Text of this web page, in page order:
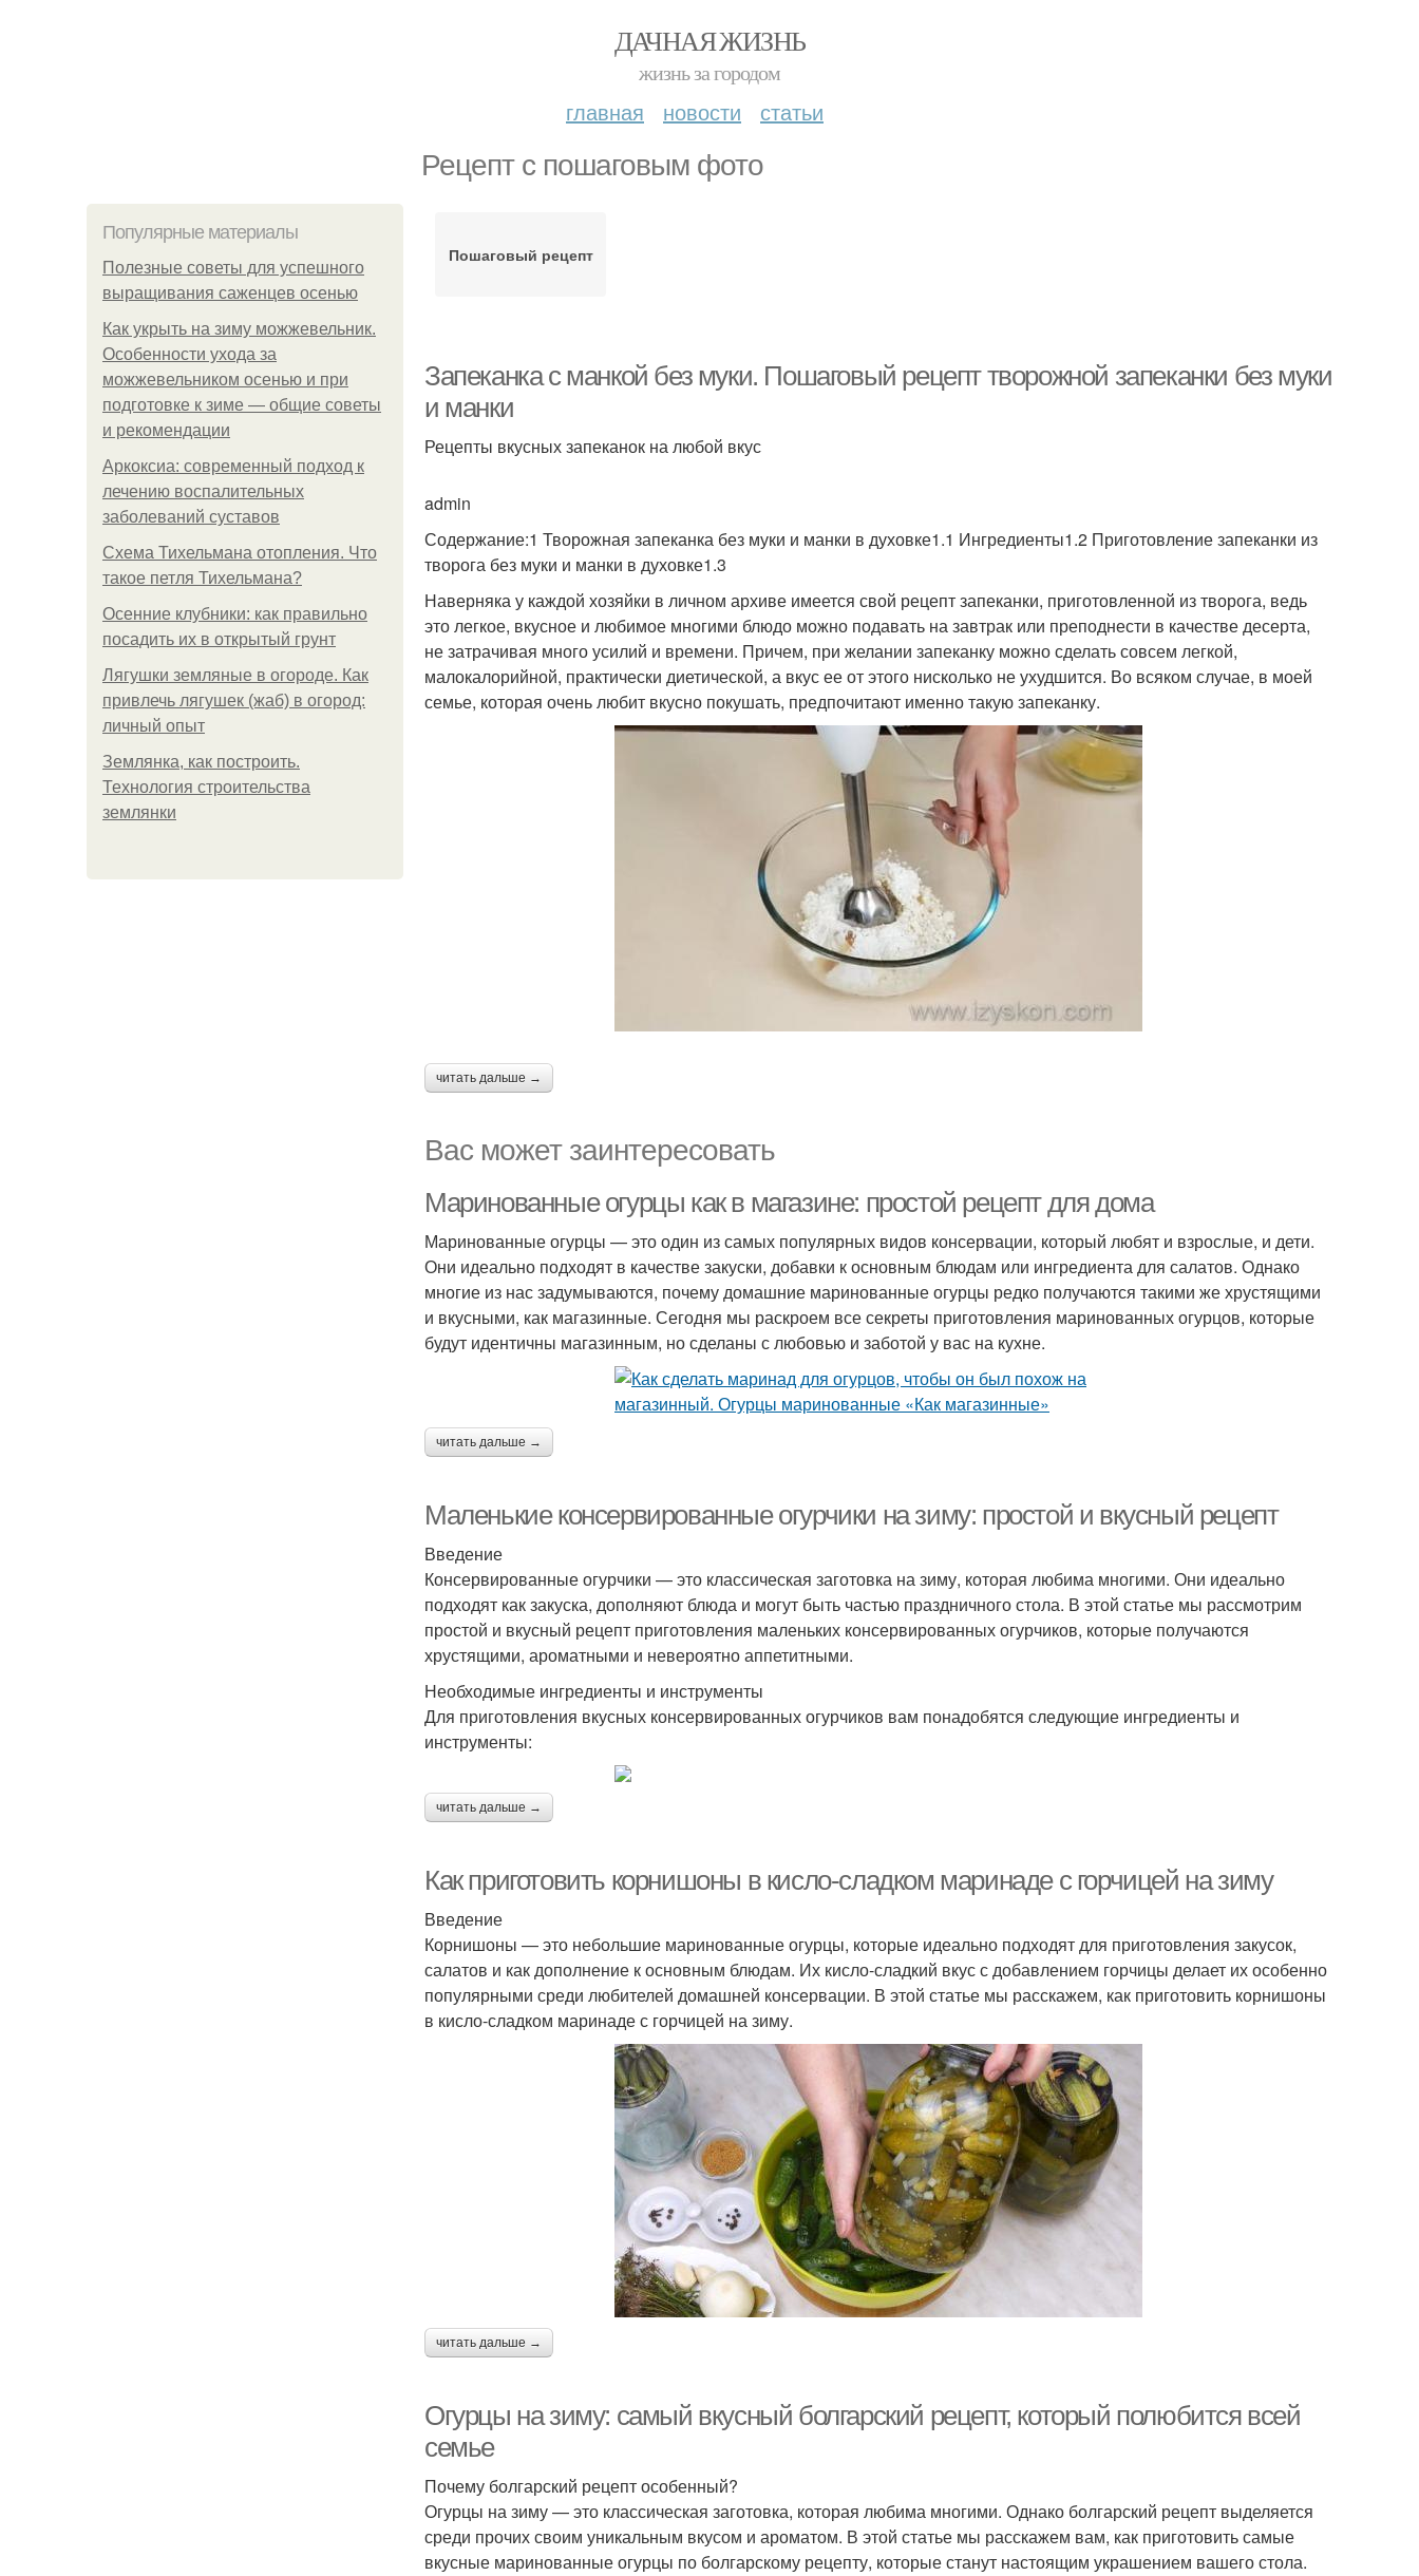
ДАЧНАЯ ЖИЗНЬ
жизнь за городом
главная новости статьи
Рецепт с пошаговым фото
Популярные материалы
Полезные советы для успешного
выращивания саженцев осенью
Как укрыть на зиму можжевельник.
Особенности ухода за
можжевельником осенью и при
подготовке к зиме — общие советы
и рекомендации
Аркоксиа: современный подход к
лечению воспалительных
заболеваний суставов
Схема Тихельмана отопления. Что
такое петля Тихельмана?
Осенние клубники: как правильно
посадить их в открытый грунт
Лягушки земляные в огороде. Как
привлечь лягушек (жаб) в огород:
личный опыт
Землянка, как построить.
Технология строительства
землянки
Пошаговый рецепт
Запеканка с манкой без муки. Пошаговый рецепт творожной запеканки без муки
и манки
Рецепты вкусных запеканок на любой вкус
admin
Содержание:1 Творожная запеканка без муки и манки в духовке1.1 Ингредиенты1.2 Приготовление запеканки из
творога без муки и манки в духовке1.3
Наверняка у каждой хозяйки в личном архиве имеется свой рецепт запеканки, приготовленной из творога, ведь
это легкое, вкусное и любимое многими блюдо можно подавать на завтрак или преподнести в качестве десерта,
не затрачивая много усилий и времени. Причем, при желании запеканку можно сделать совсем легкой,
малокалорийной, практически диетической, а вкус ее от этого нисколько не ухудшится. Во всяком случае, в моей
семье, которая очень любит вкусно покушать, предпочитают именно такую запеканку.
читать дальше →
Вас может заинтересовать
Маринованные огурцы как в магазине: простой рецепт для дома
Маринованные огурцы — это один из самых популярных видов консервации, который любят и взрослые, и дети.
Они идеально подходят в качестве закуски, добавки к основным блюдам или ингредиента для салатов. Однако
многие из нас задумываются, почему домашние маринованные огурцы редко получаются такими же хрустящими
и вкусными, как магазинные. Сегодня мы раскроем все секреты приготовления маринованных огурцов, которые
будут идентичны магазинным, но сделаны с любовью и заботой у вас на кухне.
читать дальше →
Маленькие консервированные огурчики на зиму: простой и вкусный рецепт
Введение
Консервированные огурчики — это классическая заготовка на зиму, которая любима многими. Они идеально
подходят как закуска, дополняют блюда и могут быть частью праздничного стола. В этой статье мы рассмотрим
простой и вкусный рецепт приготовления маленьких консервированных огурчиков, которые получаются
хрустящими, ароматными и невероятно аппетитными.
Необходимые ингредиенты и инструменты
Для приготовления вкусных консервированных огурчиков вам понадобятся следующие ингредиенты и
инструменты:
читать дальше →
Как приготовить корнишоны в кисло-сладком маринаде с горчицей на зиму
Введение
Корнишоны — это небольшие маринованные огурцы, которые идеально подходят для приготовления закусок,
салатов и как дополнение к основным блюдам. Их кисло-сладкий вкус с добавлением горчицы делает их особенно
популярными среди любителей домашней консервации. В этой статье мы расскажем, как приготовить корнишоны
в кисло-сладком маринаде с горчицей на зиму.
читать дальше →
Огурцы на зиму: самый вкусный болгарский рецепт, который полюбится всей
семье
Почему болгарский рецепт особенный?
Огурцы на зиму — это классическая заготовка, которая любима многими. Однако болгарский рецепт выделяется
среди прочих своим уникальным вкусом и ароматом. В этой статье мы расскажем вам, как приготовить самые
вкусные маринованные огурцы по болгарскому рецепту, которые станут настоящим украшением вашего стола.